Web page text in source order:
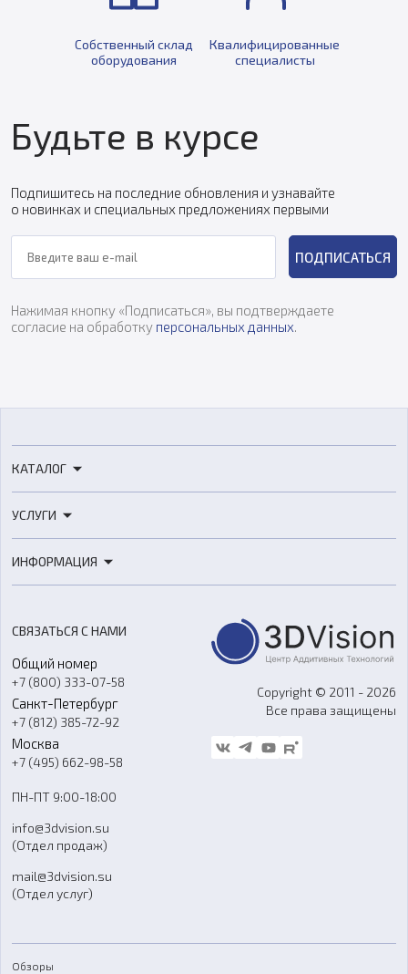
Собственный склад
оборудования
Квалифицированные
специалисты
Будьте в курсе
Подпишитесь на последние обновления и узнавайте
о новинках и специальных предложениях первыми
ПОДПИСАТЬСЯ
Нажимая кнопку «Подписаться», вы подтверждаете
согласие на обработку персональных данных.
КАТАЛОГ
3D-сканеры
Расходные материалы
Оборудование и материалы для вакуумного литья
Аксессуары и прочее оборудование
Программное обеспечение
УСЛУГИ
3D-моделирование
Ремонт и услуги
ИНФОРМАЦИЯ
О компании
Контакты
Гос. закупки
Стать дилером
Блог
FAQ
СВЯЗАТЬСЯ С НАМИ
Общий номер
+7 (800) 333-07-58
Санкт-Петербург
+7 (812) 385-72-92
Москва
+7 (495) 662-98-58
ПН-ПТ 9:00-18:00
info@3dvision.su
(Отдел продаж)
mail@3dvision.su
(Отдел услуг)
Copyright © 2011 - 2026
Все права защищены
Обзоры